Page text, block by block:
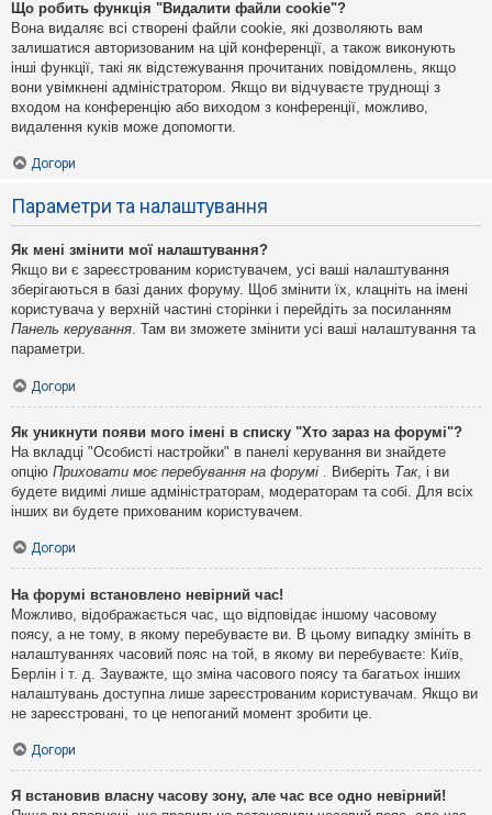
Що робить функція "Видалити файли cookie"?
Вона видаляє всі створені файли cookie, які дозволяють вам
залишатися авторизованим на цій конференції, а також виконують
інші функції, такі як відстежування прочитаних повідомлень, якщо
вони увімкнені адміністратором. Якщо ви відчуваєте труднощі з
входом на конференцію або виходом з конференції, можливо,
видалення куків може допомогти.
Догори
Параметри та налаштування
Як мені змінити мої налаштування?
Якщо ви є зареєстрованим користувачем, усі ваші налаштування
зберігаються в базі даних форуму. Щоб змінити їх, клацніть на імені
користувача у верхній частині сторінки і перейдіть за посиланням
Панель керування . Там ви зможете змінити усі ваші налаштування та
параметри.
Догори
Як уникнути появи мого імені в списку "Хто зараз на форумі"?
На вкладці "Особисті настройки" в панелі керування ви знайдете
опцію Приховати моє перебування на форумі . Виберіть Так, і ви
будете видимі лише адміністраторам, модераторам та собі. Для всіх
інших ви будете прихованим користувачем.
Догори
На форумі встановлено невірний час!
Можливо, відображається час, що відповідає іншому часовому
поясу, а не тому, в якому перебуваєте ви. В цьому випадку змініть в
налаштуваннях часовий пояс на той, в якому ви перебуваєте: Київ,
Берлін і т. д. Зауважте, що зміна часового поясу та багатьох інших
налаштувань доступна лише зареєстрованим користувачам. Якщо ви
не зареєстровані, то це непоганий момент зробити це.
Догори
Я встановив власну часову зону, але час все одно невірний!